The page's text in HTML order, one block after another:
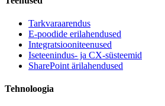
Tarkvaraarendus
E-poodide erilahendused
Integratsiooniteenused
Iseteenindus- ja CX-süsteemid
SharePoint ärilahendused
Tehnoloogia